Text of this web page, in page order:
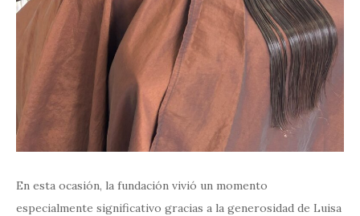
En esta ocasión, la fundación vivió un momento
especialmente significativo gracias a la generosidad de Luisa